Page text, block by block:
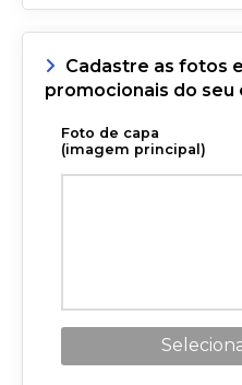
Cadastre as fotos
promocionais do seu
Foto de capa
(imagem principal)